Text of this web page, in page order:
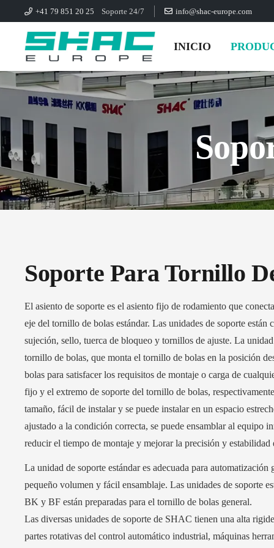
+41 79 851 20 25 Soporte 24/7 info@shac-europe.com
INICIO
Soporte Para Tornillo
El asiento de soporte es el asiento fijo de rodamiento que
eje del tornillo de bolas estándar. Las unidades de soporte
sujeción, sello, tuerca de bloqueo y tornillos de ajuste. La
tornillo de bolas, que monta el tornillo de bolas en la posición
bolas para satisfacer los requisitos de montaje o carga de
fijo y el extremo de soporte del tornillo de bolas,
tamaño, fácil de instalar y se puede instalar en un espacio
ajustado a la condición correcta, se puede ensamblar al equipo
reducir el tiempo de montaje y mejorar la precisión y estabilidad
La unidad de soporte estándar es adecuada para
pequeño volumen y fácil ensamblaje. Las unidades de soporte
BK y BF están preparadas para el tornillo de bolas general.
Las diversas unidades de soporte de SHAC tienen una alta
partes rotativas del control automático industrial, máquinas